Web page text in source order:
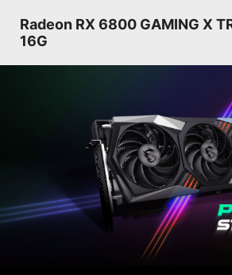
Radeon RX 6800 GAMING X
16G